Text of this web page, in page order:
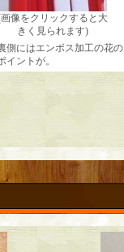
像をクリックすると大
きく見られます)
側にはエンボス加工の花の
イントが。